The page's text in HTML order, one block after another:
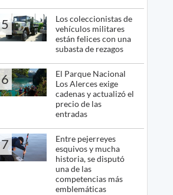
5
Los coleccionistas de
vehículos militares
están felices con una
subasta de rezagos
6
El Parque Nacional
Los Alerces exige
cadenas y actualizó el
precio de las
entradas
7
Entre pejerreyes
esquivos y mucha
historia, se disputó
una de las
competencias más
emblemáticas